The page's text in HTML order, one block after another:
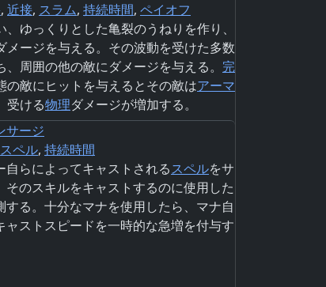
, 近接, スラム, 持続時間, ペイオフ
、ゆっくりとした亀裂のうねりを作り、
メージを与える。その波動を受けた多数
周囲の他の敵にダメージを与える。 完
の敵にヒットを与えるとその敵はアーマ
受ける物理ダメージが増加する。
サージ
スペル, 持続時間
自らによってキャストされるスペルをサ
そのスキルをキャストするのに使用した
する。十分なマナを使用したら、マナ自
ャストスピードを一時的な急増を付与す